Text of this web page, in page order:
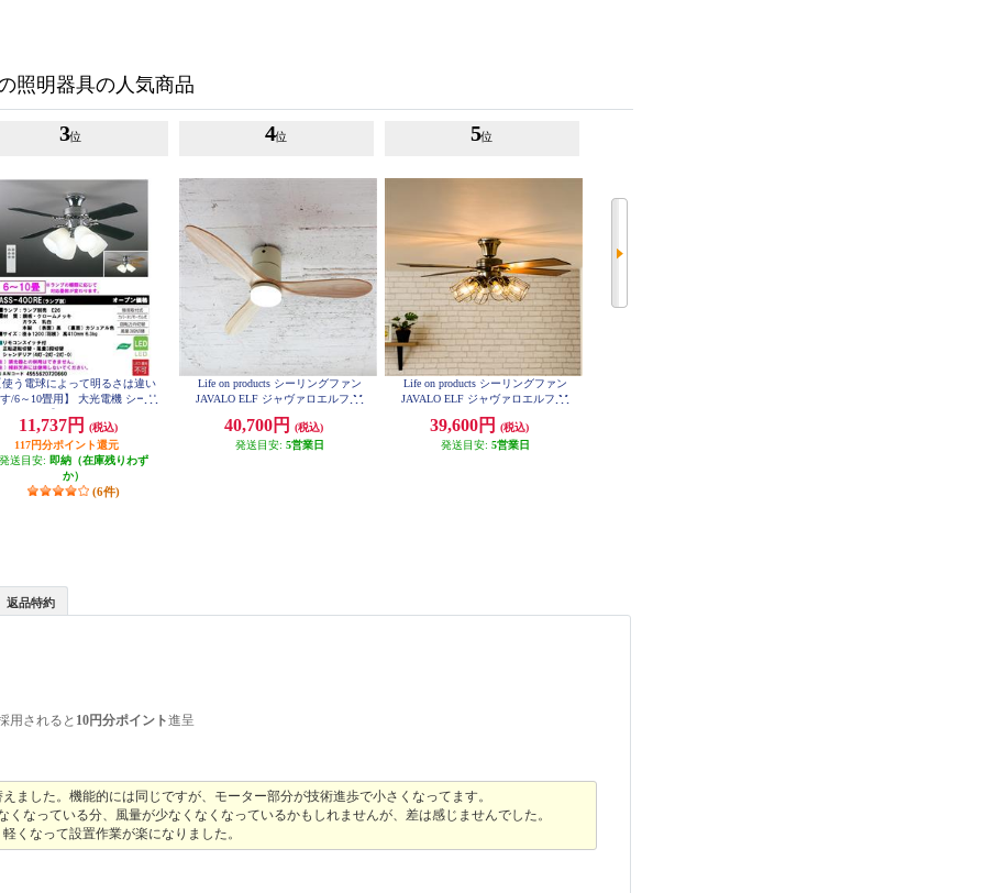
照明器具の人気商品
3位
使う電球によって明るさは違い
/6～10畳用】 大光電機 シーリ
売】 ASS-400RE
11,737円
(税込)
117円分ポイント還元
発送目安: 即納（在庫残りわず
か）
(6件)
4位
Life on products シーリングファン
JAVALO ELF ジャヴァロエルフ M
wood blades/調色切替式] ホワイト
JE-CF017D-WH
40,700円
(税込)
発送目安: 5営業日
5位
Life on products シーリングファン
JAVALO ELF ジャヴァロエルフ M
6灯] ゴールド JE-CF048-GD
39,600円
(税込)
発送目安: 5営業日
返品特約
用されると 10円分ポイント進呈
した。機能的には同じですが、モーター部分が技術進歩で小さくなってます。
なっている分、風量が少なくなくなっているかもしれませんが、差は感じませんでした。
くなって設置作業が楽になりました。